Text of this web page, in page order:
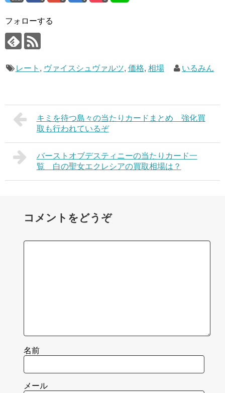
フォローする
レート , ヴァイスシュヴァルツ, 価格, 相場 いるみん
キミを待つ島々の当たりカードまとめ 強化買
取も行われているぞ
バーストオブデスティニーの当たりカード一
覧 白の聖女エクレシアの買取相場は？
コメントをどうぞ
名前
メール